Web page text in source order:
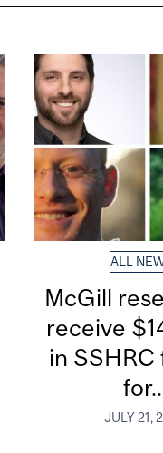
ALL
McGill
receive
in
JULY 21,